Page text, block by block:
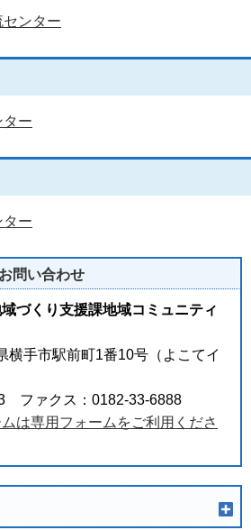
ンター
ター
ター
お問い合わせ
づくり支援課地域コミュニティ
手市駅前町1番10号（よこてイ
ファクス：0182-33-6888
は専用フォームをご利用くださ